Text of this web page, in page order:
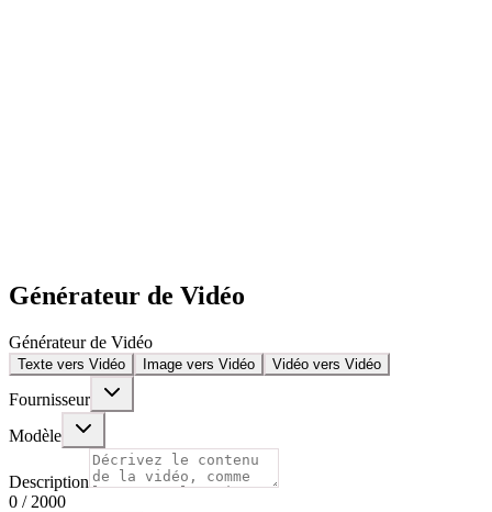
Générateur de Vidéo
Générateur de Vidéo
Texte vers Vidéo Image vers Vidéo Vidéo vers Vidéo
Fournisseur
Modèle
Description
0 / 2000